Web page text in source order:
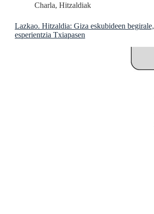
Charla, Hitzaldiak
Lazkao. Hitzaldia: Giza eskubideen begirale,
esperientzia Txiapasen